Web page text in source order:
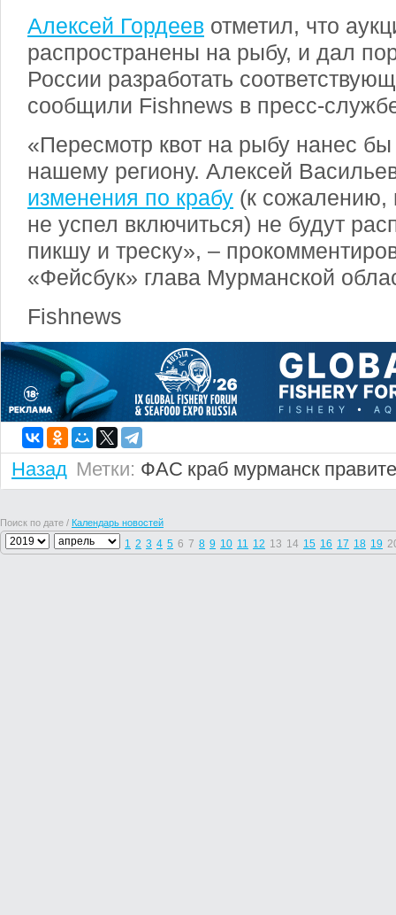
Алексей Гордеев отметил, что
распространены на рыбу, и дал
России разработать
сообщили Fishnews в пресс-
«Пересмотр квот на рыбу нанес
нашему региону. Алексей
изменения по крабу (к сожалению,
не успел включиться) не будут
пикшу и треску», –
«Фейсбук» глава Мурманской
Fishnews
Назад Метки: ФАС краб мурманск
Поиск по дате / Календарь новостей
1 2 3 4 5 6 7 8 9 10 11 12 13 14 15 16 17 18 19